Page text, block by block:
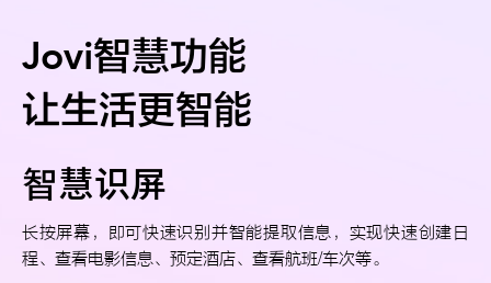
Jovi智慧功能
让生活更智能
智慧识屏
长按屏幕，即可快速识别并智能提取信息，实现快速创建日
程、查看电影信息、预定酒店、查看航班/车次等。